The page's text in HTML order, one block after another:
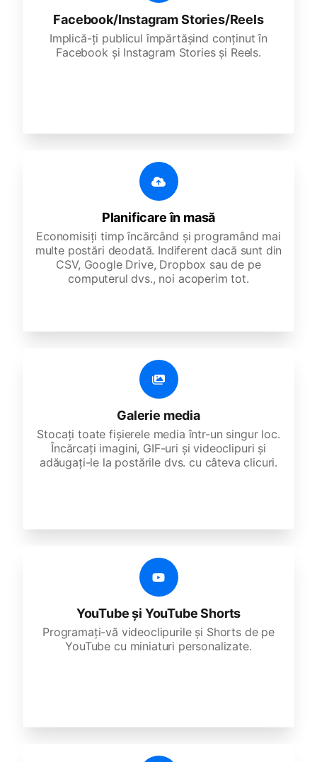
Facebook/Instagram Stories/Reels
Implică-ți publicul împărtășind conținut în
Facebook și Instagram Stories și Reels.
Planificare în masă
Economisiți timp încărcând și programând mai
multe postări deodată. Indiferent dacă sunt din
CSV, Google Drive, Dropbox sau de pe
computerul dvs., noi acoperim tot.
Galerie media
Stocați toate fișierele media într-un singur loc.
Încărcați imagini, GIF-uri și videoclipuri și
adăugați-le la postările dvs. cu câteva clicuri.
YouTube și YouTube Shorts
Programați-vă videoclipurile și Shorts de pe
YouTube cu miniaturi personalizate.